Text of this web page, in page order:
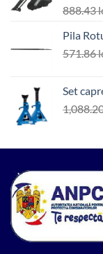
888.43
Pila
571.86
Set